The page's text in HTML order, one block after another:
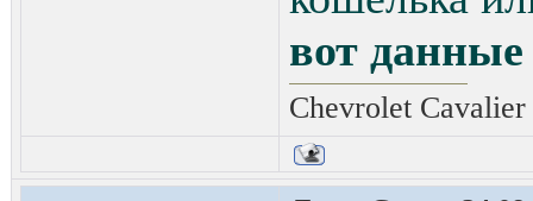
вот
Chevrolet